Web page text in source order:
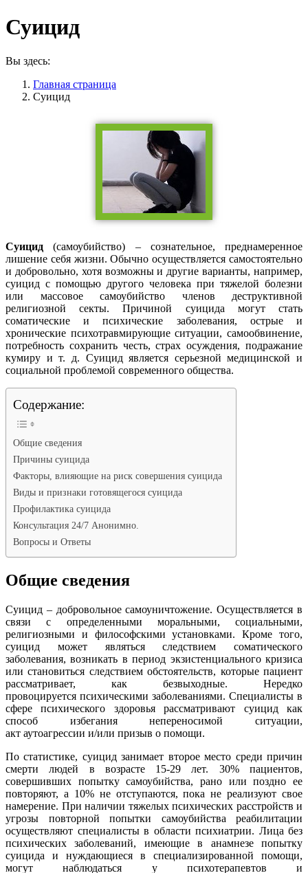
Суицид
Вы здесь:
Главная страница
Суицид
Суицид (самоубийство) – сознательное, преднамеренное
лишение себя жизни. Обычно осуществляется самостоятельно
и добровольно, хотя возможны и другие варианты, например,
суицид с помощью другого человека при тяжелой болезни
или массовое самоубийство членов деструктивной
религиозной секты. Причиной суицида могут стать
соматические и психические заболевания, острые и
хронические психотравмирующие ситуации, самообвинение,
потребность сохранить честь, страх осуждения, подражание
кумиру и т. д. Суицид является серьезной медицинской и
социальной проблемой современного общества.
Содержание:
Общие сведения
Причины суицида
Факторы, влияющие на риск совершения суицида
Виды и признаки готовящегося суицида
Профилактика суицида
Консультация 24/7 Анонимно.
Вопросы и Ответы
Общие сведения
Суицид – добровольное самоуничтожение. Осуществляется в
связи с определенными моральными, социальными,
религиозными и философскими установками. Кроме того,
суицид может являться следствием соматического
заболевания, возникать в период экзистенциального кризиса
или становиться следствием обстоятельств, которые пациент
рассматривает, как безвыходные. Нередко
провоцируется психическими заболеваниями. Специалисты в
сфере психического здоровья рассматривают суицид как
способ избегания непереносимой ситуации,
акт аутоагрессии и/или призыв о помощи.
По статистике, суицид занимает второе место среди причин
смерти людей в возрасте 15-29 лет. 30% пациентов,
совершивших попытку самоубийства, рано или поздно ее
повторяют, а 10% не отступаются, пока не реализуют свое
намерение. При наличии тяжелых психических расстройств и
угрозы повторной попытки самоубийства реабилитации
осуществляют специалисты в области психиатрии. Лица без
психических заболеваний, имеющие в анамнезе попытку
суицида и нуждающиеся в специализированной помощи,
могут наблюдаться у психотерапевтов и